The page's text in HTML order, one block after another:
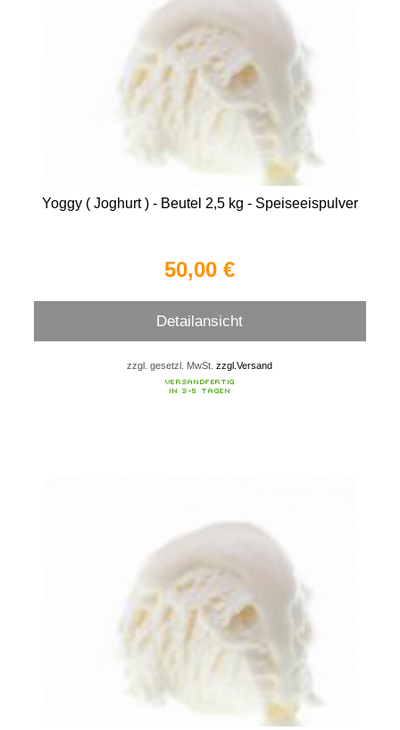
Yoggy ( Joghurt ) - Beutel 2,5 kg - Speiseeispulver
50,00 €
Detailansicht
zzgl. gesetzl. MwSt.zzgl.Versand